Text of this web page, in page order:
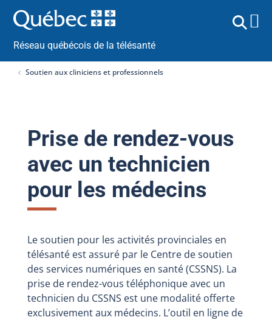
Réseau québécois de la télésanté
Soutien aux cliniciens et professionnels
Prise de rendez-vous
avec un technicien
pour les médecins
Le soutien pour les activités provinciales en
télésanté est assuré par le Centre de soutien
des services numériques en santé (CSSNS). La
prise de rendez-vous téléphonique avec un
technicien du CSSNS est une modalité offerte
exclusivement aux médecins. L’outil en ligne de